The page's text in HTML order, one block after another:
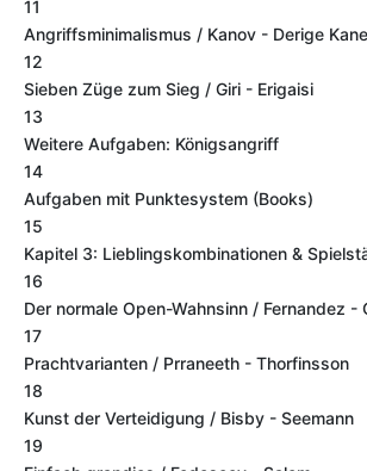
11
Angriffsminimalismus / Kanov - Derige Kane
12
Sieben Züge zum Sieg / Giri - Erigaisi
13
Weitere Aufgaben: Königsangriff
14
Aufgaben mit Punktesystem (Books)
15
Kapitel 3: Lieblingskombinationen &
16
Der normale Open-Wahnsinn / Fernandez -
17
Prachtvarianten / Prraneeth - Thorfinsson
18
Kunst der Verteidigung / Bisby - Seemann
19